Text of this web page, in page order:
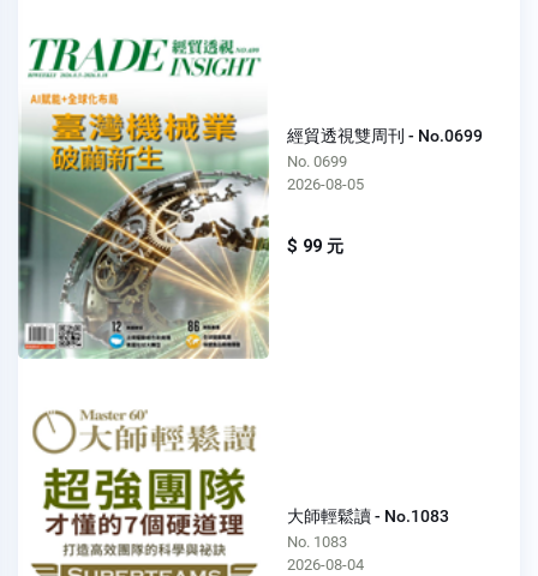
經貿透視雙周刊 - No.0699
No. 0699
2026-08-05
$ 99 元
大師輕鬆讀 - No.1083
No. 1083
2026-08-04